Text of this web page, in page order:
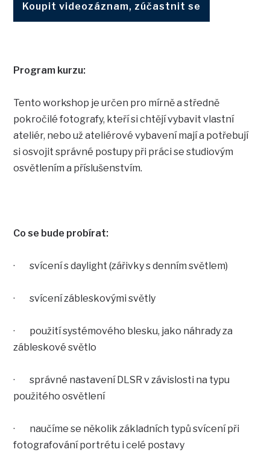
Koupit videozáznam, zúčastnit se
Program kurzu:
Tento workshop je určen pro mírně a středně
pokročilé fotografy, kteří si chtějí vybavit vlastní
ateliér, nebo už ateliérové vybavení mají a potřebují
si osvojit správné postupy při práci se studiovým
osvětlením a příslušenstvím.
Co se bude probírat:
· svícení s daylight (zářivky s denním světlem)
· svícení zábleskovými světly
· použití systémového blesku, jako náhrady za
zábleskové světlo
· správné nastavení DLSR v závislosti na typu
použitého osvětlení
· naučíme se několik základních typů svícení při
fotografování portrétu i celé postavy